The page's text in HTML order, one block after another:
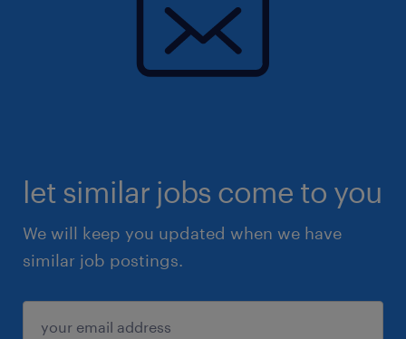
let similar jobs come to you
We will keep you updated when we have
similar job postings.